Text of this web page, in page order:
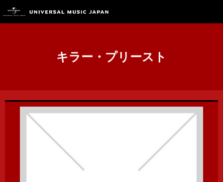
キラー・プリースト